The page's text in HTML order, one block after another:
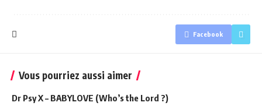
Facebook
Vous pourriez aussi aimer
Dr Psy X – BABYLOVE (Who’s the Lord ?)